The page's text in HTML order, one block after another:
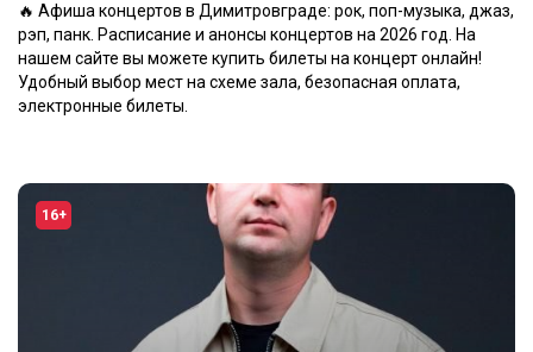
🔥 Афиша концертов в Димитровграде: рок, поп-музыка, джаз,
рэп, панк. Расписание и анонсы концертов на 2026 год. На
нашем сайте вы можете купить билеты на концерт онлайн!
Удобный выбор мест на схеме зала, безопасная оплата,
электронные билеты.
16+